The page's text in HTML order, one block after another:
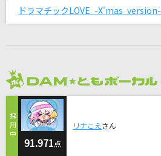
UVERworld
I
BUMP OF CHICKEN
とても素敵な六月でした
Eight feat.初音ミク
ドラマチックLOVE -X'mas version-
91.971 点
リナこえ さん